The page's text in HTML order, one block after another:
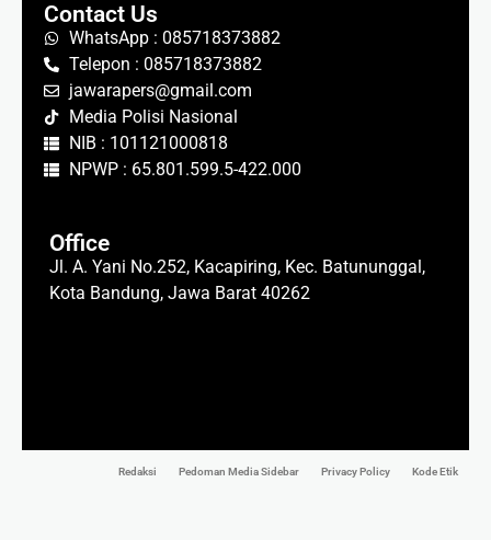
Contact Us
WhatsApp : 085718373882
Telepon : 085718373882
jawarapers@gmail.com
Media Polisi Nasional
NIB : 101121000818
NPWP : 65.801.599.5-422.000
Office
Jl. A. Yani No.252, Kacapiring, Kec. Batununggal,
Kota Bandung, Jawa Barat 40262
Redaksi Pedoman Media Sidebar Privacy Policy Kode Etik